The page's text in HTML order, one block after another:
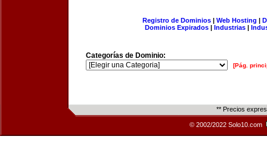
Registro de Dominios| Web Hosting |
Dominios Expirados | Industrias |
Categorías de Dominio:
[Pág.
** Precios
© 2002/2022 Solo10.com